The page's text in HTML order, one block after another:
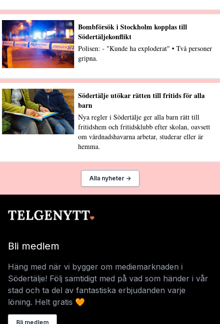
Bombförsök i Stockholm kopplas till
Södertäljekonflikt
Polisen: - "Kunde ha exploderat" • Två personer
gripna.
Södertälje utökar rätten till fritids för alla
barn
Nya regler i Södertälje ger alla barn rätt till
fritidshem och fritidsklubb efter skolan, oavsett
om vårdnadshavarna arbetar, studerar eller är
hemma.
Alla nyheter →
Bli medlem
Häng med när vi bygger om mediemarknaden i
Södertälje! Följ samtidigt med på vad som händer i vår
stad och ta del av fantastiska erbjudanden varje
löning. Helt gratis 🧡
Bli medlem